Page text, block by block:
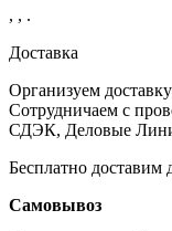
, , .
Доставка
Организуем
Сотрудничаем с
СДЭК, Деловые
Бесплатно
Самовывоз